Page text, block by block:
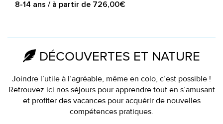
8-14 ans / à partir de 726,00€
DÉCOUVERTES ET NATURE
Joindre l’utile à l’agréable, même en colo, c’est possible !
Retrouvez ici nos séjours pour apprendre tout en s’amusant
et profiter des vacances pour acquérir de nouvelles
compétences pratiques.